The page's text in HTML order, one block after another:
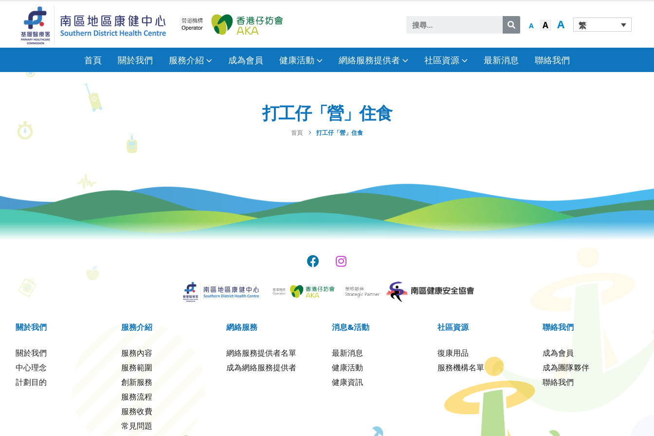
A A A 繁
首頁 關於我們 服務介紹 成為會員 健康活動 網絡服務提供者 社區資源 最新消息 聯絡我們
打工仔「營」住食
首頁 打工仔「營」住食
關於我們
關於我們
中心理念
計劃目的
服務介紹
服務內容
服務範圍
創新服務
服務流程
服務收費
常見問題
網絡服務
網絡服務提供者名單
成為網絡服務提供者
消息&活動
最新消息
健康活動
健康資訊
社區資源
復康用品
服務機構名單
聯絡我們
成為會員
成為團隊夥伴
聯絡我們